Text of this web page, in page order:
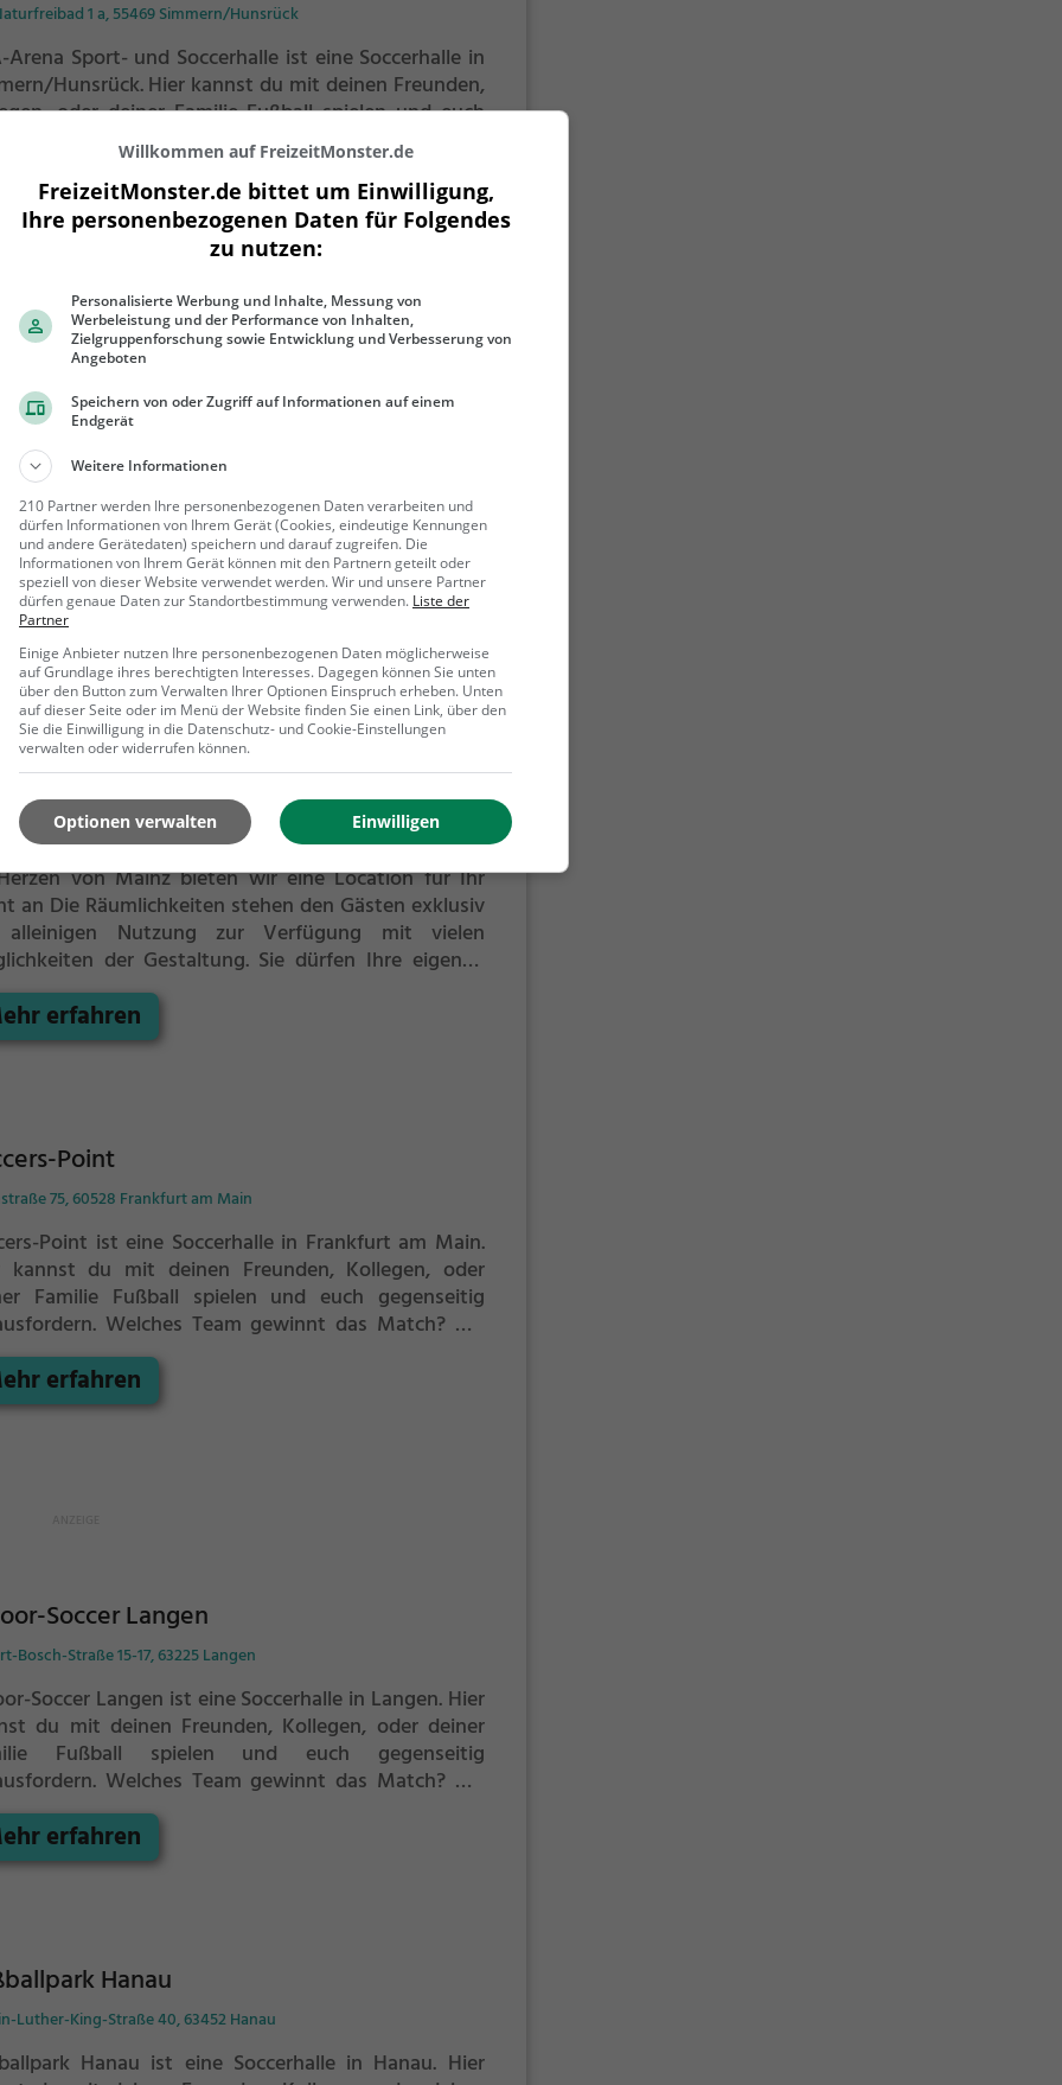
1 a, 55469 Simmern/Hunsrück
Arena Sport- und Soccerhalle ist eine Soccerhalle in
Hunsrück.Hier kannst du mit deinen Freunden,
oder deiner Familie Fußball spielen und euch
herausfordern. Welches Team gewinnt das
Die Soccerhalle eignet sich besonders gut für
Kindergeburtstag, ein Teamevent, eine Firmenfeier
einen Junggesellenabschied.
Mehr erfahren
Taunus-Hills
Taunus-Hills ist eine Soccerhalle in Hofheim
oder deiner Familie Fußball spielen und euch
herausfordern. Welches Team gewinnt das
Die Soccerhalle eignet sich besonders gut für
Kindergeburtstag, ein Teamevent, eine Firmenfeier
einen Junggesellenabschied.
Mehr erfahren
Mainz
37A, 55131 Mainz
von Mainz bieten wir eine Location für Ihr
an Die Räumlichkeiten stehen den Gästen exklusiv
Nutzung zur Verfügung mit vielen
der Gestaltung. Sie dürfen Ihre eigenen
und Getränke mitbringen und verzehren.
erfahren
Point
75, 60528 Frankfurt am Main
Point ist eine Soccerhalle in Frankfurt am Main.
kannst du mit deinen Freunden, Kollegen, oder
Familie Fußball spielen und euch gegenseitig
Welches Team gewinnt das Match? Die
eignet sich besonders gut für einen
ein Teamevent, eine Firmenfeier oder
Junggesellenabschied.
erfahren
Soccer Langen
Bosch-Straße 15-17, 63225 Langen
Soccer Langen ist eine Soccerhalle in Langen. Hier
du mit deinen Freunden, Kollegen, oder deiner
Fußball spielen und euch gegenseitig
Welches Team gewinnt das Match? Die
eignet sich besonders gut für einen
ein Teamevent, eine Firmenfeier oder
Junggesellenabschied.
erfahren
Hanau
Luther-King-Straße 40, 63452 Hanau
Hanau ist eine Soccerhalle in Hanau. Hier
Willkommen auf FreizeitMonster.de
FreizeitMonster.de bittet um Einwilligung,
Ihre personenbezogenen Daten für Folgendes
zu nutzen:
Personalisierte Werbung und Inhalte, Messung von
Werbeleistung und der Performance von Inhalten,
Zielgruppenforschung sowie Entwicklung und Verbesserung von
Angeboten
Speichern von oder Zugriff auf Informationen auf einem
Endgerät
Weitere Informationen
210 Partner werden Ihre personenbezogenen Daten verarbeiten und
dürfen Informationen von Ihrem Gerät (Cookies, eindeutige Kennungen
und andere Gerätedaten) speichern und darauf zugreifen. Die
Informationen von Ihrem Gerät können mit den Partnern geteilt oder
speziell von dieser Website verwendet werden. Wir und unsere Partner
dürfen genaue Daten zur Standortbestimmung verwenden. Liste der
Partner
Einige Anbieter nutzen Ihre personenbezogenen Daten möglicherweise
auf Grundlage ihres berechtigten Interesses. Dagegen können Sie unten
über den Button zum Verwalten Ihrer Optionen Einspruch erheben. Unten
auf dieser Seite oder im Menü der Website finden Sie einen Link, über den
Sie die Einwilligung in die Datenschutz- und Cookie-Einstellungen
verwalten oder widerrufen können.
Einwilligen
Optionen verwalten